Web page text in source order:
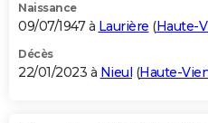
Naissance
09/07/1947 à Laurière (Haute-
Décès
22/01/2023 à Nieul (Haute-